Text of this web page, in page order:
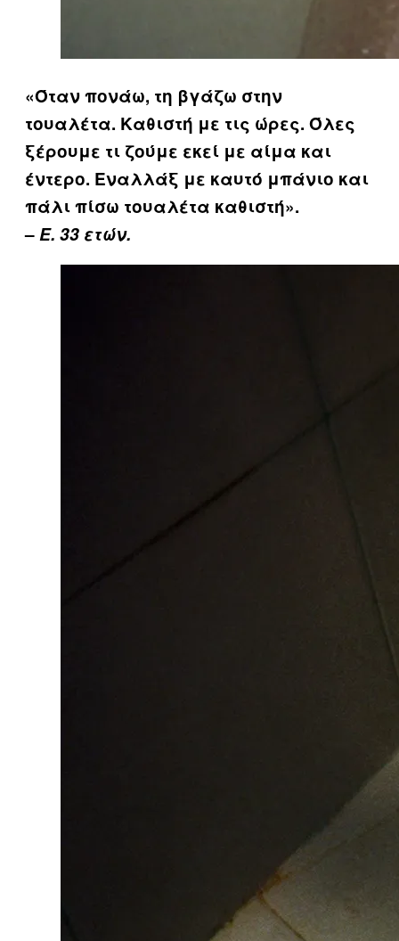
«Όταν πονάω, τη βγάζω στην
τουαλέτα. Καθιστή με τις ώρες. Όλες
ξέρουμε τι ζούμε εκεί με αίμα και
έντερο. Εναλλάξ με καυτό μπάνιο και
πάλι πίσω τουαλέτα καθιστή».
–Ε. 33 ετών.